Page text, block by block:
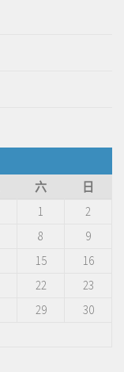
六
日
1
2
8
9
15
16
22
23
29
30